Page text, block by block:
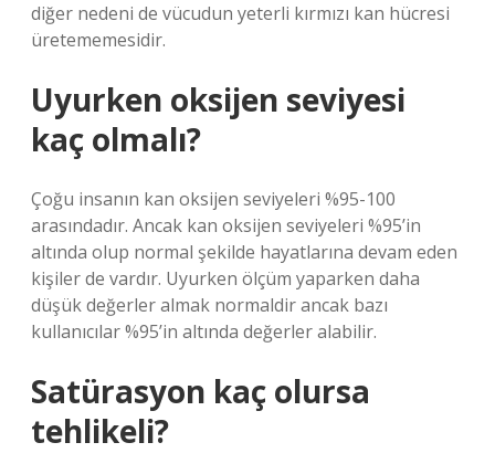
diğer nedeni de vücudun yeterli kırmızı kan hücresi
üretememesidir.
Uyurken oksijen seviyesi
kaç olmalı?
Çoğu insanın kan oksijen seviyeleri %95-100
arasındadır. Ancak kan oksijen seviyeleri %95’in
altında olup normal şekilde hayatlarına devam eden
kişiler de vardır. Uyurken ölçüm yaparken daha
düşük değerler almak normaldir ancak bazı
kullanıcılar %95’in altında değerler alabilir.
Satürasyon kaç olursa
tehlikeli?